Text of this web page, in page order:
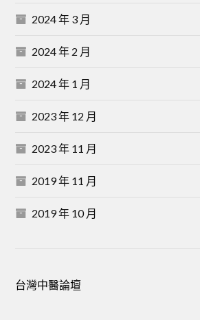
2024 年 3 月
2024 年 2 月
2024 年 1 月
2023 年 12 月
2023 年 11 月
2019 年 11 月
2019 年 10 月
台灣中醫論壇